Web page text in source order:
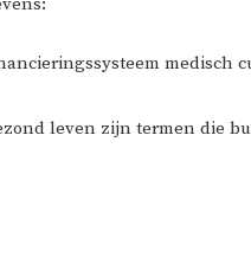
medisch
leven zijn termen die